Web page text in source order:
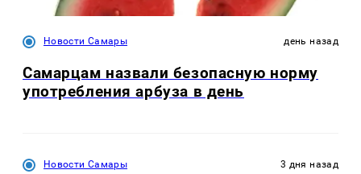
Новости Самары день назад
Самарцам назвали безопасную норму
употребления арбуза в день
Новости Самары 3 дня назад